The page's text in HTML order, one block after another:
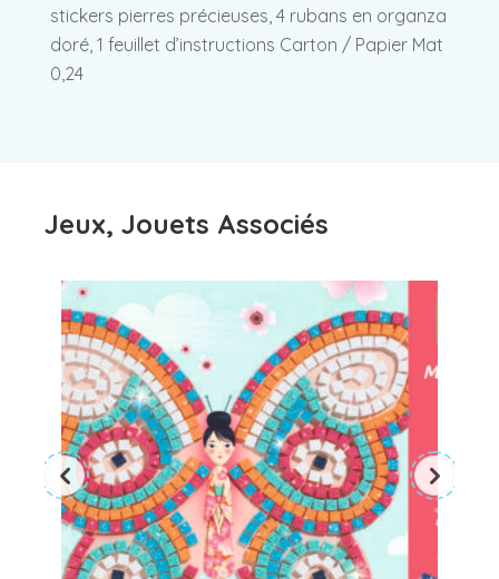
stickers pierres précieuses, 4 rubans en organza
doré, 1 feuillet d’instructions Carton / Papier Mat
0,24
Jeux, Jouets Associés